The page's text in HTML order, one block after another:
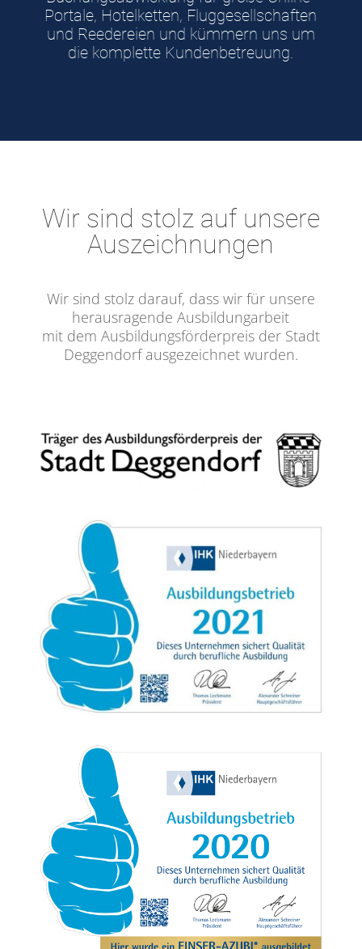
Portale, Hotelketten, Fluggesellschaften
und Reedereien und kümmern uns um
die komplette Kundenbetreuung.
Wir sind stolz auf unsere
Auszeichnungen
Wir sind stolz darauf, dass wir für unsere
herausragende Ausbildungarbeit
mit dem Ausbildungsförderpreis der Stadt
Deggendorf ausgezeichnet wurden.